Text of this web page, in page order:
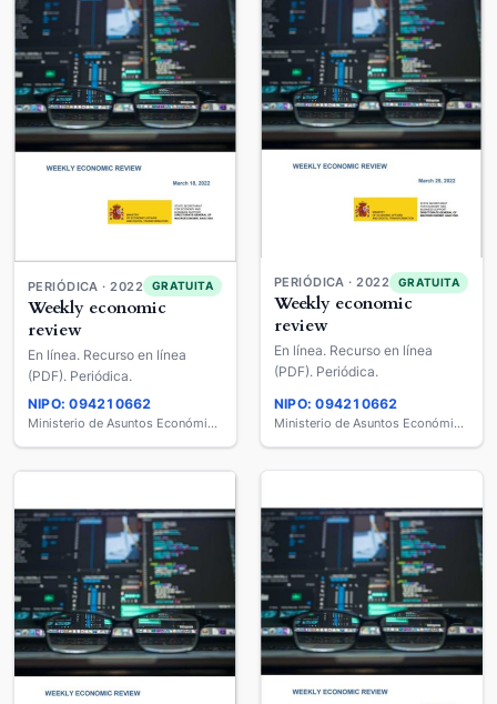
PERIÓDICA · 2022 GRATUITA
Weekly economic
review
En línea. Recurso en línea
(PDF). Periódica.
NIPO: 094210662
Ministerio de Asuntos Económicos y Transformación Digital
PERIÓDICA · 2022 GRATUITA
Weekly economic
review
En línea. Recurso en línea
(PDF). Periódica.
NIPO: 094210662
Ministerio de Asuntos Económicos y Transformación Digital